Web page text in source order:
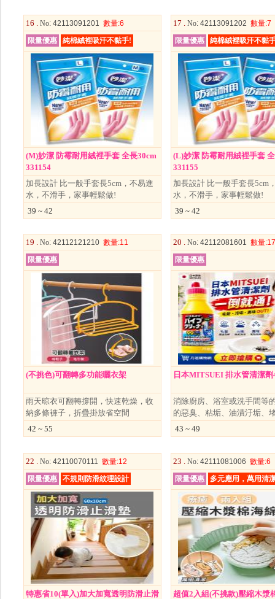
16 . No: 42113091201 數量:6
限量優惠
純棉絨裡吸汗不黏手!
(M)妙潔 防霉耐用絨裡手套 全長30cm
331154
加長設計 比一般手套長5cm，不易進
水，不滑手，家事輕鬆做!
39 ~ 42
17 . No: 42113091202 數量:7
限量優惠
純棉絨裡吸汗不黏
(L)妙潔 防霉耐用絨裡手套
331155
加長設計 比一般手套長5cm
水，不滑手，家事輕鬆做!
39 ~ 42
19 . No: 42112121210 數量:11
限量優惠
(不挑色)可翻轉多功能曬衣架
雨天晾衣可翻轉撐開，快速乾燥，收
納多條褲子，折疊掛放省空間
42 ~ 55
20 . No: 42112081601 數量:17
限量優惠
日本MITSUEI 排水管清潔
消除廚房、浴室或洗手間等
的惡臭、粘垢、油漬汙垢、
43 ~ 49
22 . No: 42110070111 數量:12
限量優惠
不規則防滑紋理設計
特惠省10(單入)加大加寬透明防滑止滑
23 . No: 42111081006 數量:6
限量優惠
多元應用，萬用清
超值2入組(不挑款)壓縮木漿